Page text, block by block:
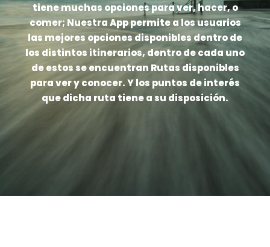
tiene muchas opciones para ver, hacer, o
comer; Nuestra App permite a los usuarios
las mejores opciones disponibles dentro de
los distintos itinerarios, dentro de cada uno
de estos se encuentran Rutas disponibles
para ver y conocer. Y los puntos de interés
que dicha ruta tiene a su disposición.